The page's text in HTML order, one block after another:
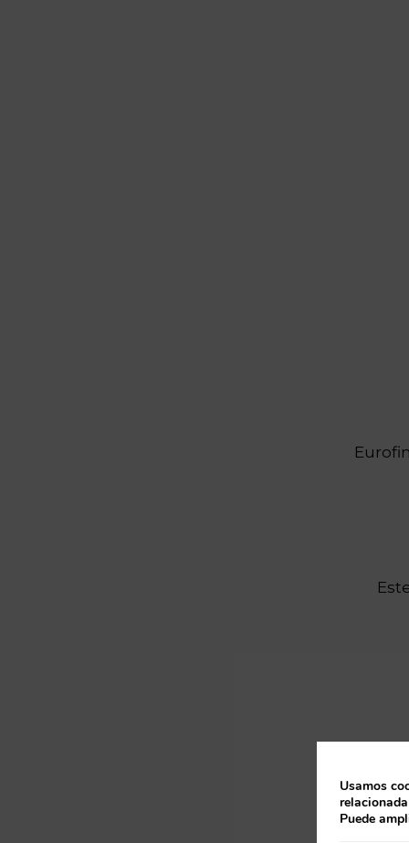
Usamos
Puede